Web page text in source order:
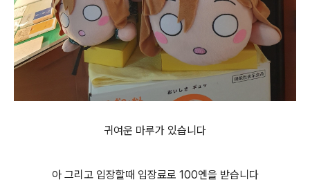
귀여운 마루가 있습니다
아 그리고 입장할때 입장료로 100엔을 받습니다